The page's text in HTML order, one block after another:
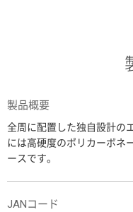
製品概要
全周に配置した独自設計の
には高硬度のポリカーボ
ースです。
JANコード